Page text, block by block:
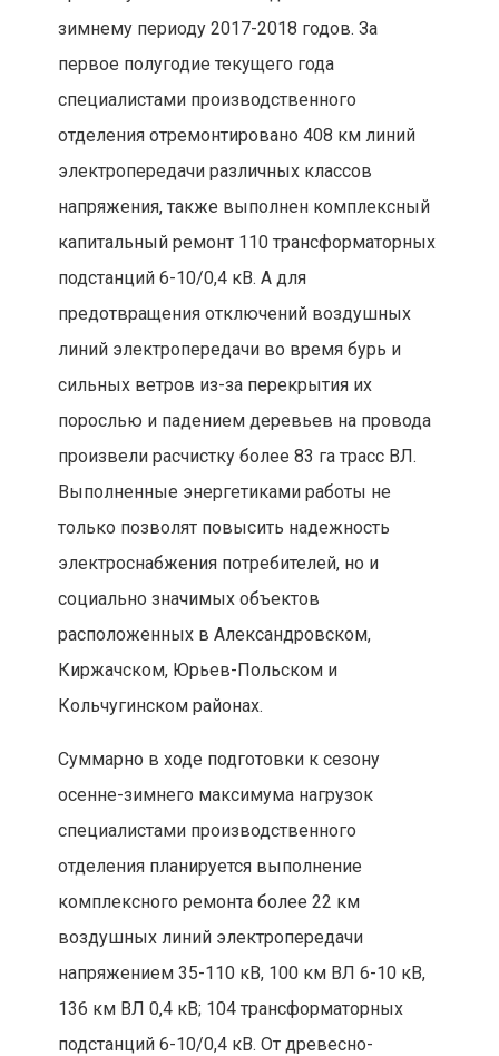
зимнему периоду 2017-2018 годов. За
первое полугодие текущего года
специалистами производственного
отделения отремонтировано 408 км линий
электропередачи различных классов
напряжения, также выполнен комплексный
капитальный ремонт 110 трансформаторных
подстанций 6-10/0,4 кВ. А для
предотвращения отключений воздушных
линий электропередачи во время бурь и
сильных ветров из-за перекрытия их
порослью и падением деревьев на провода
произвели расчистку более 83 га трасс ВЛ.
Выполненные энергетиками работы не
только позволят повысить надежность
электроснабжения потребителей, но и
социально значимых объектов
расположенных в Александровском,
Киржачском, Юрьев-Польском и
Кольчугинском районах.
Суммарно в ходе подготовки к сезону
осенне-зимнего максимума нагрузок
специалистами производственного
отделения планируется выполнение
комплексного ремонта более 22 км
воздушных линий электропередачи
напряжением 35-110 кВ, 100 км ВЛ 6-10 кВ,
136 км ВЛ 0,4 кВ; 104 трансформаторных
подстанций 6-10/0,4 кВ. От древесно-